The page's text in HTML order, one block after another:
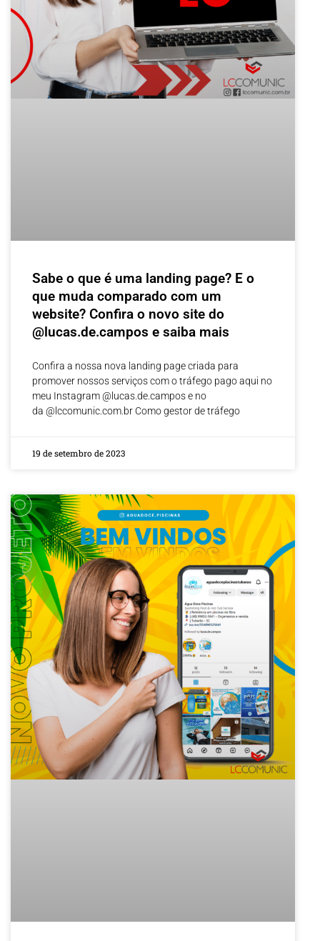
Sabe o que é uma landing page? E o
que muda comparado com um
website? Confira o novo site do
@lucas.de.campos e saiba mais
Confira a nossa nova landing page criada para
promover nossos serviços com o tráfego pago aqui no
meu Instagram @lucas.de.campos e no
da @lccomunic.com.br Como gestor de tráfego
19 de setembro de 2023